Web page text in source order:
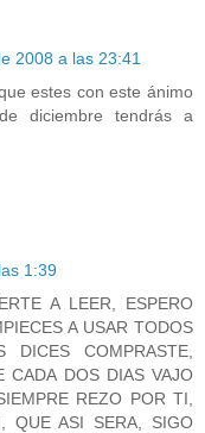
2008 a las 23:41
estes con este ánimo
diciembre tendrás a
1:39
A LEER, ESPERO
A USAR TODOS
DICES COMPRASTE,
CADA DOS DIAS VAJO
REZO POR TI,
QUE ASI SERA, SIGO